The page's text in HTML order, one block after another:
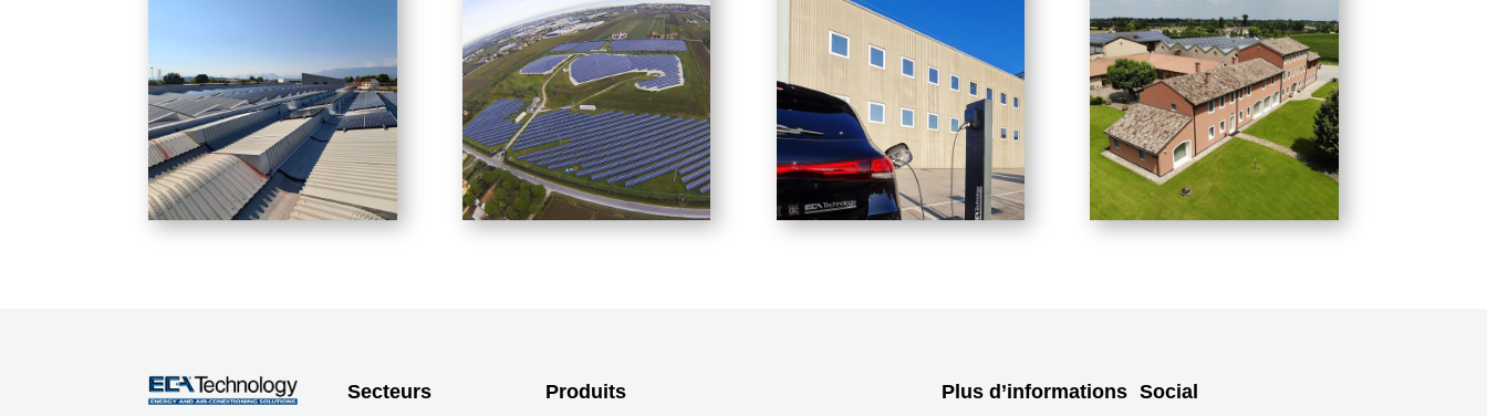
Secteurs Produits Plus d’informations Social